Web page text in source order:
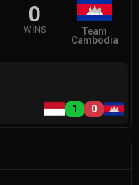
0
WINS
Team
Cambodia
1 0